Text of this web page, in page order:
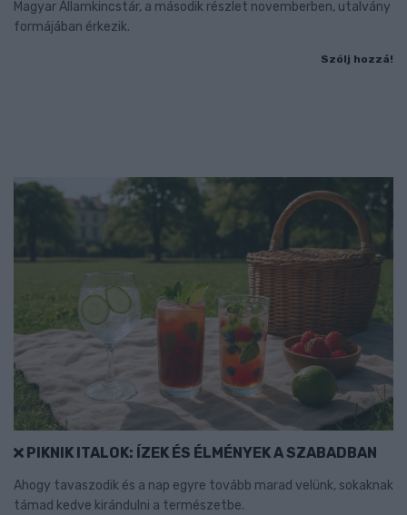
Magyar Államkincstár, a második részlet novemberben, utalvány
formájában érkezik.
Szólj hozzá!
PIKNIK ITALOK: ÍZEK ÉS ÉLMÉNYEK A SZABADBAN
Ahogy tavaszodik és a nap egyre tovább marad velünk, sokaknak
támad kedve kirándulni a természetbe.